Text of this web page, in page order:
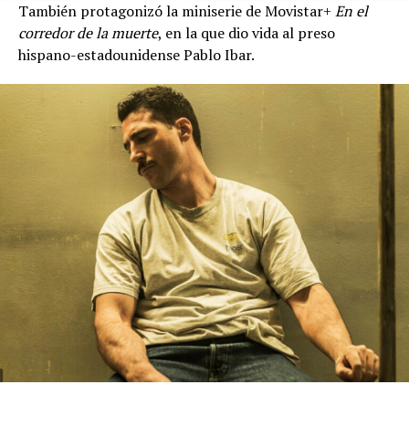
También protagonizó la miniserie de Movistar+ En el
corredor de la muerte, en la que dio vida al preso
hispano-estadounidense Pablo Ibar.